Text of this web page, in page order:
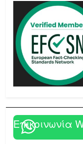
Επικοινωνία